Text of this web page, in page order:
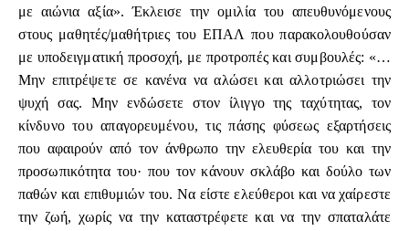
με αιώνια αξία». Έκλεισε την ομιλία του απευθυνόμενους
στους μαθητές/μαθήτριες του ΕΠΑΛ που παρακολουθούσαν
με υποδειγματική προσοχή, με προτροπές και συμβουλές: «…
Μην επιτρέψετε σε κανένα να αλώσει και αλλοτριώσει την
ψυχή σας. Μην ενδώσετε στον ίλιγγο της ταχύτητας, τον
κίνδυνο του απαγορευμένου, τις πάσης φύσεως εξαρτήσεις
που αφαιρούν από τον άνθρωπο την ελευθερία του και την
προσωπικότητα του· που τον κάνουν σκλάβο και δούλο των
παθών και επιθυμιών του. Να είστε ελεύθεροι και να χαίρεστε
την ζωή, χωρίς να την καταστρέφετε και να την σπαταλάτε